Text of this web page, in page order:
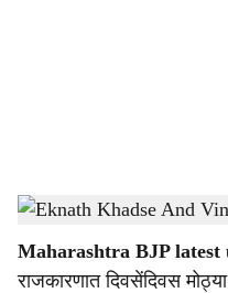
a
Eknath Khadse And Vinod Tawde
Maharashtra BJP
राजकारणात दिवसेंदिवस